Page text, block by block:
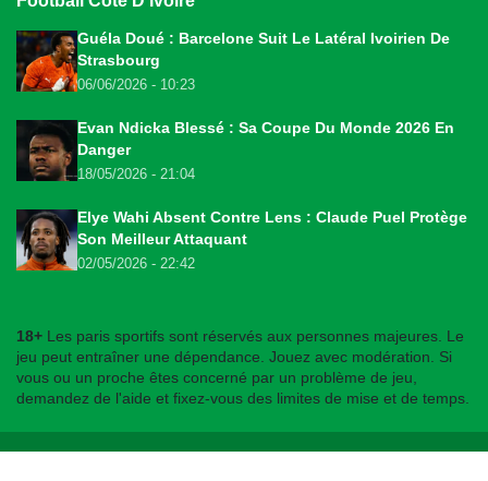
Guéla Doué : Barcelone Suit Le Latéral Ivoirien De
Strasbourg
06/06/2026 - 10:23
Evan Ndicka Blessé : Sa Coupe Du Monde 2026 En
Danger
18/05/2026 - 21:04
Elye Wahi Absent Contre Lens : Claude Puel Protège
Son Meilleur Attaquant
02/05/2026 - 22:42
18+ Les paris sportifs sont réservés aux personnes majeures. Le
jeu peut entraîner une dépendance. Jouez avec modération. Si
vous ou un proche êtes concerné par un problème de jeu,
demandez de l'aide et fixez-vous des limites de mise et de temps.